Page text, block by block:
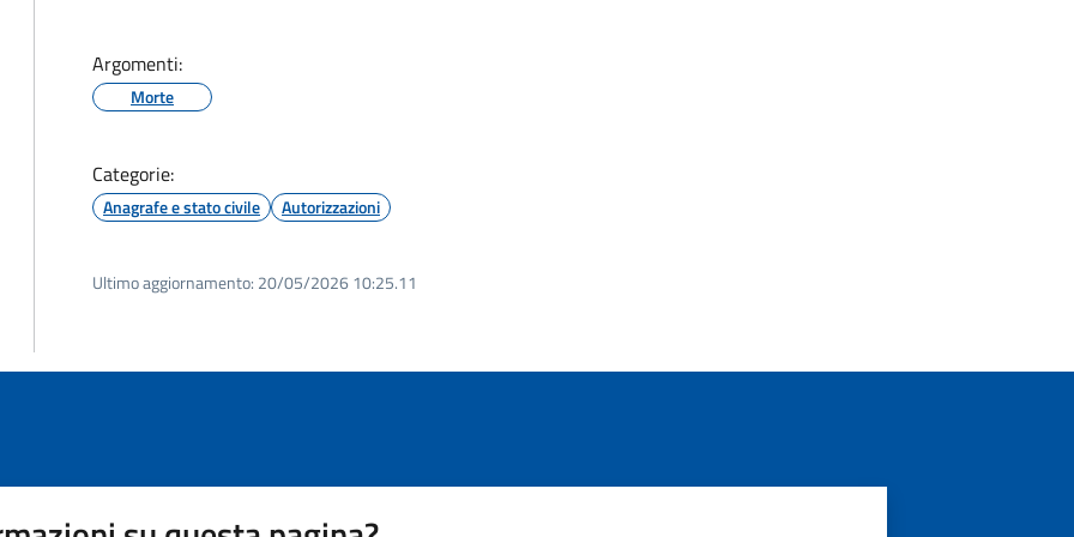
Argomenti:
Morte
Categorie:
Anagrafe e stato civile Autorizzazioni
Ultimo aggiornamento: 20/05/2026 10:25.11